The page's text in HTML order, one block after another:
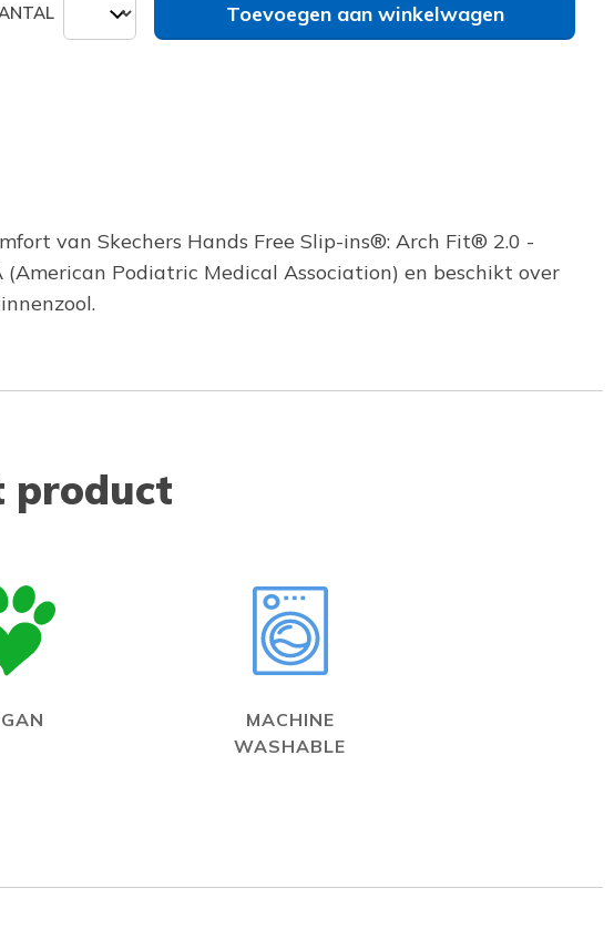
Toevoegen aan winkelwagen
van Skechers Hands Free Slip-ins®: Arch Fit® 2.0 -
Podiatric Medical Association) en beschikt over
product
MACHINE
WASHABLE